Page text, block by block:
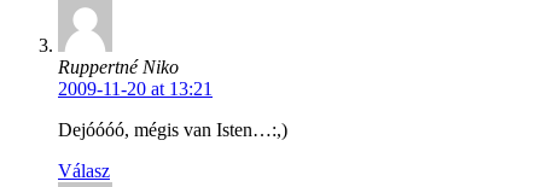
Ruppertné Niko
2009-11-20 at 13:21
Dejóóóó, mégis van Isten…:,)
Válasz